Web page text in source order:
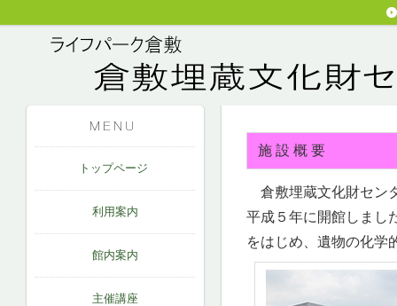
トップページ
利用案内
館内案内
主催講座
施 設 概 要
倉敷埋蔵文化財セン
平成５年に開館しまし
をはじめ、遺物の化学